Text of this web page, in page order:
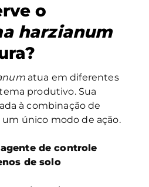
o
harzianum
atua em diferentes
produtivo. Sua
à combinação de
um único modo de ação.
de controle
de solo